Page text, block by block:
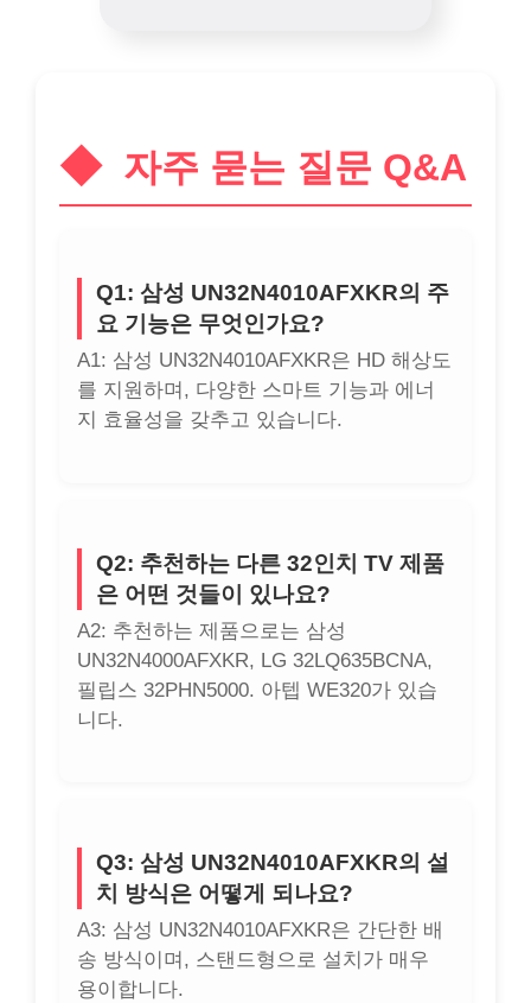
자주 묻는 질문 Q&A
Q1: 삼성 UN32N4010AFXKR의 주
요 기능은 무엇인가요?
A1: 삼성 UN32N4010AFXKR은 HD 해상도
를 지원하며, 다양한 스마트 기능과 에너
지 효율성을 갖추고 있습니다.
Q2: 추천하는 다른 32인치 TV 제품
은 어떤 것들이 있나요?
A2: 추천하는 제품으로는 삼성
UN32N4000AFXKR, LG 32LQ635BCNA,
필립스 32PHN5000. 아텝 WE320가 있습
니다.
Q3: 삼성 UN32N4010AFXKR의 설
치 방식은 어떻게 되나요?
A3: 삼성 UN32N4010AFXKR은 간단한 배
송 방식이며, 스탠드형으로 설치가 매우
용이합니다.